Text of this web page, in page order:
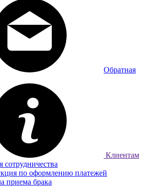
Обратная
Клиентам
сотрудничества
по оформлению платежей
приема брака